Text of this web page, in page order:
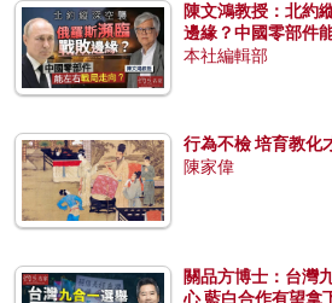
陳文鴻教授：北約
邊緣？中國零部件
本社編輯部
行為不檢 培育教化
陳家偉
關品方博士：台灣
心 藍白合作有望拿